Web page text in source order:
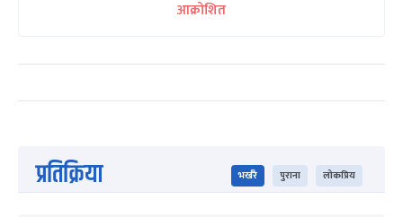
आक्रोशित
प्रतिक्रिया भर्खरै पुराना लोकप्रिय